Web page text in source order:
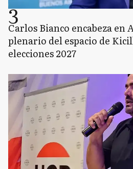
3
Carlos Bianco encabeza
plenario del espacio de
elecciones 2027